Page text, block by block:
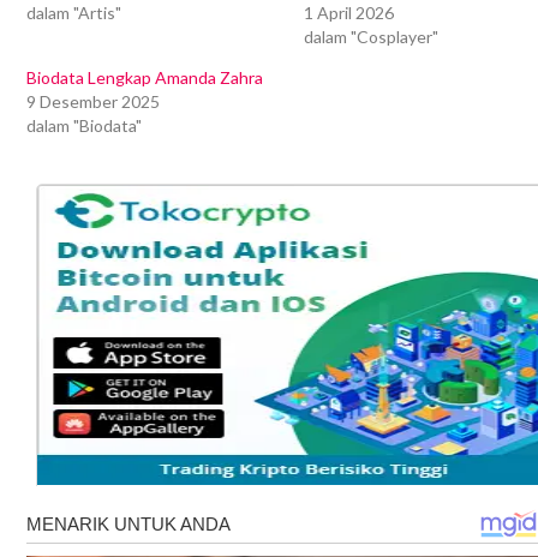
dalam "Artis"
1 April 2026
dalam "Cosplayer"
Biodata Lengkap Amanda Zahra
9 Desember 2025
dalam "Biodata"